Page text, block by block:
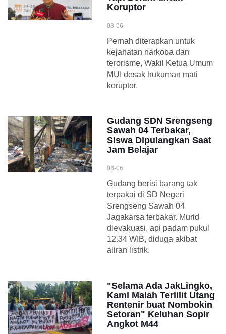
Koruptor
08-06
Pernah diterapkan untuk
kejahatan narkoba dan
terorisme, Wakil Ketua Umum
MUI desak hukuman mati
koruptor.
Gudang SDN Srengseng
Sawah 04 Terbakar,
Siswa Dipulangkan Saat
Jam Belajar
08-06
Gudang berisi barang tak
terpakai di SD Negeri
Srengseng Sawah 04
Jagakarsa terbakar. Murid
dievakuasi, api padam pukul
12.34 WIB, diduga akibat
aliran listrik.
"Selama Ada JakLingko,
Kami Malah Terlilit Utang
Rentenir buat Nombokin
Setoran" Keluhan Sopir
Angkot M44